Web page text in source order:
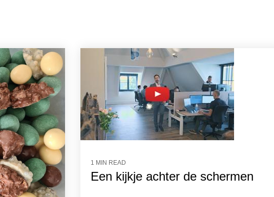
1 MIN READ
Een kijkje achter de schermen